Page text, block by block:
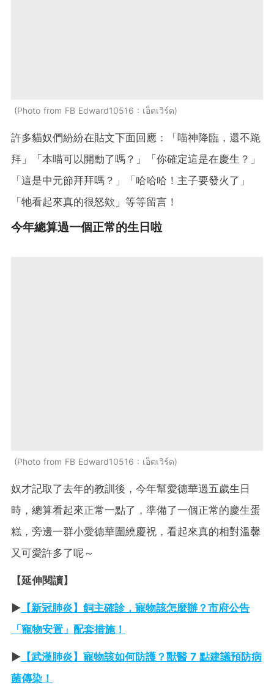
Photo from FB Edward10516 : เอ็ดเวิร์ด
許多貓奴們紛紛在貼文下面回應：「喵神降臨，還不跪
拜」「本喵可以開動了嗎？」「你確定這是在慶生？」
「這是中元節拜拜嗎？」「哈哈哈！主子要發火了」
「牠看起來真的很怒欸」等等留言！
今年總算過一個正常的生日啦
Photo from FB Edward10516 : เอ็ดเวิร์ด
奴才記取了去年的教訓後，今年幫愛德華過五歲生日
時，總算看起來正常一點了，準備了一個正常的慶生蛋
糕，旁邊一群小愛德華圍繞慶祝，看起來真的相對溫馨
又可愛許多了呢～
【延伸閱讀】
► 【新冠肺炎】飼主確診，寵物該怎麼辦？市府公告
「寵物安置」配套措施！
► 【武漢肺炎】寵物該如何防護？獸醫 7 點建議預防病
菌傳染！